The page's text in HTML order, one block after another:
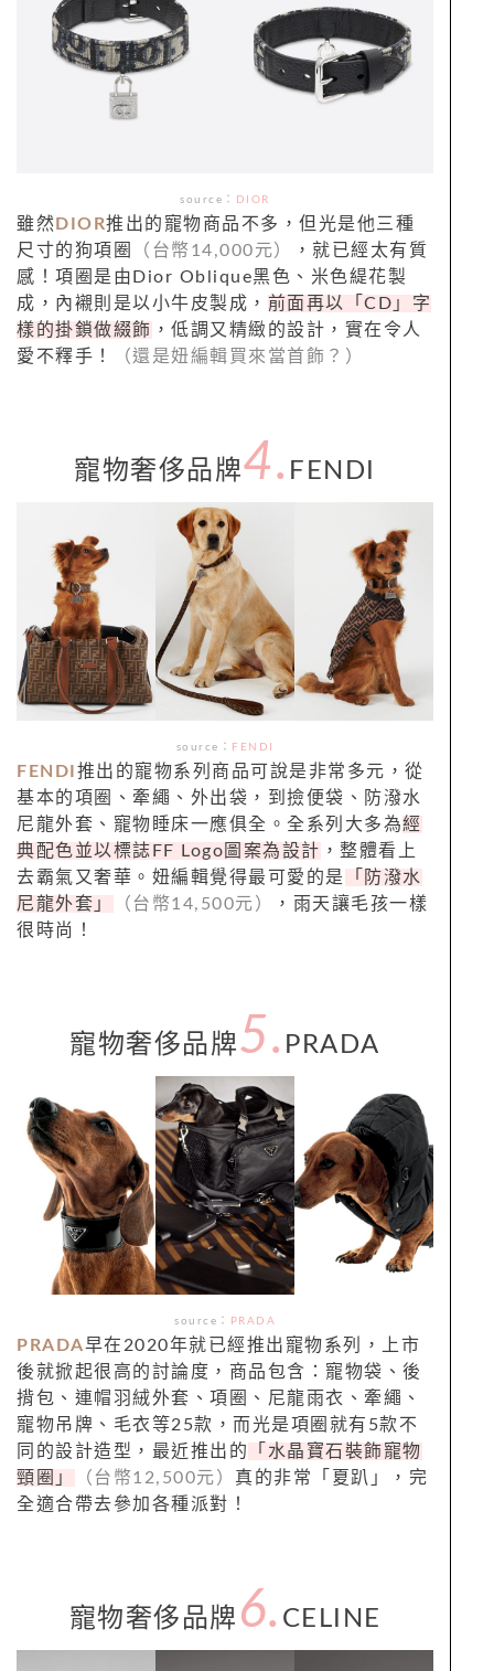
source： DIOR
雖然 DIOR推出的寵物商品不多，但光是他三種
尺寸的狗項圈
（台幣14,000元）
，就已經太有質
感！項圈是由Dior Oblique黑色、米色緹花製
成，內襯則是以小牛皮製成， 前面再以「CD」字
樣的掛鎖做綴飾 ，低調又精緻的設計，實在令人
愛不釋手！
（還是妞編輯買來當首飾？）
寵物奢侈品牌4. FENDI
source： FENDI
FENDI 推出的寵物系列商品可說是非常多元，從
基本的項圈、牽繩、外出袋，到撿便袋、防潑水
尼龍外套、寵物睡床一應俱全。全系列大多為經
典配色並以標誌FF Logo圖案為設計 ，整體看上
去霸氣又奢華。妞編輯覺得最可愛的是
「防潑水
尼龍外套」
（台幣14,500元）
，雨天讓毛孩一樣
很時尚！
寵物奢侈品牌5. PRADA
source： PRADA
PRADA早在2020年就已經推出寵物系列，上市
後就掀起很高的討論度，商品包含：寵物袋、後
揹包、連帽羽絨外套、項圈、尼龍雨衣、牽繩、
寵物吊牌、毛衣等25款，而光是項圈就有5款不
同的設計造型，最近推出的
「水晶寶石裝飾寵物
頸圈」
（台幣12,500元） 真的非常「夏趴」，完
全適合帶去參加各種派對！
寵物奢侈品牌 6. CELINE